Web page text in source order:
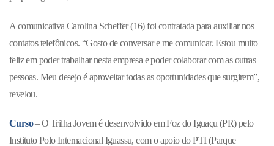
A comunicativa Carolina Scheffer (16) foi contratada para auxiliar nos
contatos telefônicos. “Gosto de conversar e me comunicar. Estou muito
feliz em poder trabalhar nesta empresa e poder colaborar com as outras
pessoas. Meu desejo é aproveitar todas as oportunidades que surgirem”,
revelou.
Curso– O Trilha Jovem é desenvolvido em Foz do Iguaçu (PR) pelo
Instituto Polo Internacional Iguassu, com o apoio do PTI (Parque